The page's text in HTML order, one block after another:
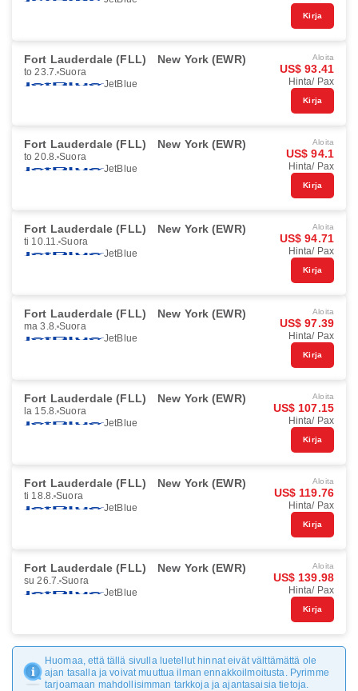
Kirja
Fort Lauderdale (FLL) New York (EWR)
to 23.7. Suora
JetBlue
Aloita
US$ 93.41
Hinta/ Pax
Kirja
Fort Lauderdale (FLL) New York (EWR)
to 20.8. Suora
JetBlue
Aloita
US$ 94.1
Hinta/ Pax
Kirja
Fort Lauderdale (FLL) New York (EWR)
ti 10.11. Suora
JetBlue
Aloita
US$ 94.71
Hinta/ Pax
Kirja
Fort Lauderdale (FLL) New York (EWR)
ma 3.8. Suora
JetBlue
Aloita
US$ 97.39
Hinta/ Pax
Kirja
Fort Lauderdale (FLL) New York (EWR)
la 15.8. Suora
JetBlue
Aloita
US$ 107.15
Hinta/ Pax
Kirja
Fort Lauderdale (FLL) New York (EWR)
ti 18.8. Suora
JetBlue
Aloita
US$ 119.76
Hinta/ Pax
Kirja
Fort Lauderdale (FLL) New York (EWR)
su 26.7. Suora
JetBlue
Aloita
US$ 139.98
Hinta/ Pax
Kirja
Huomaa, että tällä sivulla luetellut hinnat eivät välttämättä ole
ajan tasalla ja voivat muuttua ilman ennakkoilmoitusta. Pyrimme
tarjoamaan mahdollisimman tarkkoja ja ajantasaisia tietoja.